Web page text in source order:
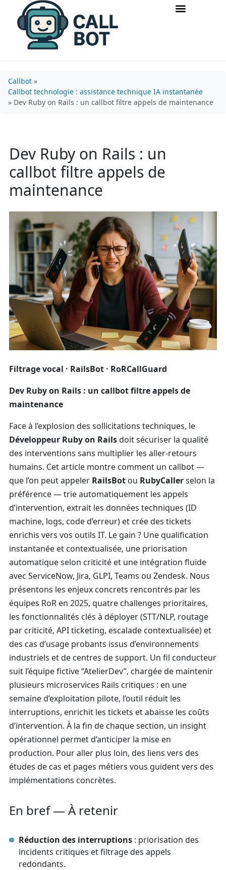
Callbot »
Callbot technologie : assistance technique IA instantanée
» Dev Ruby on Rails : un callbot filtre appels de maintenance
Dev Ruby on Rails : un
callbot filtre appels de
maintenance
Filtrage vocal · RailsBot · RoRCallGuard
Dev Ruby on Rails : un callbot filtre appels de
maintenance
Face à l’explosion des sollicitations techniques, le
Développeur Ruby on Railsdoit sécuriser la qualité
des interventions sans multiplier les aller-retours
humains. Cet article montre comment un callbot —
que l’on peut appeler RailsBot ou RubyCallerselon la
préférence — trie automatiquement les appels
d’intervention, extrait les données techniques (ID
machine, logs, code d’erreur) et crée des tickets
enrichis vers vos outils IT. Le gain ? Une qualification
instantanée et contextualisée, une priorisation
automatique selon criticité et une intégration fluide
avec ServiceNow, Jira, GLPI, Teams ou Zendesk. Nous
présentons les enjeux concrets rencontrés par les
équipes RoR en 2025, quatre challenges prioritaires,
les fonctionnalités clés à déployer (STT/NLP, routage
par criticité, API ticketing, escalade contextualisée) et
des cas d’usage probants issus d’environnements
industriels et de centres de support. Un fil conducteur
suit l’équipe fictive “AtelierDev”, chargée de maintenir
plusieurs microservices Rails critiques : en une
semaine d’exploitation pilote, l’outil réduit les
interruptions, enrichit les tickets et abaisse les coûts
d’intervention. À la fin de chaque section, un insight
opérationnel permet d’anticiper la mise en
production. Pour aller plus loin, des liens vers des
études de cas et pages métiers vous guident vers des
implémentations concrètes.
En bref — À retenir
Réduction des interruptions : priorisation des
incidents critiques et filtrage des appels
redondants.